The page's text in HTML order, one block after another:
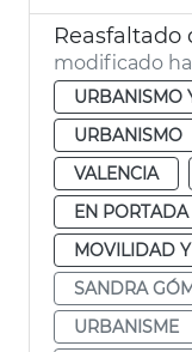
Reasfaltado
modificado
URBANISMO
URBANISMO
VALENCIA
EN
MOVILIDAD
SANDRA
URBANISME